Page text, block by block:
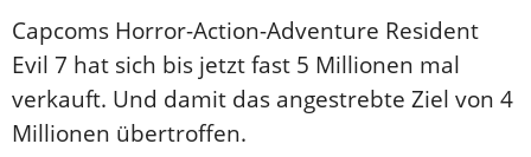
Capcoms Horror-Action-Adventure Resident
Evil 7 hat sich bis jetzt fast 5 Millionen mal
verkauft. Und damit das angestrebte Ziel von 4
Millionen übertroffen.